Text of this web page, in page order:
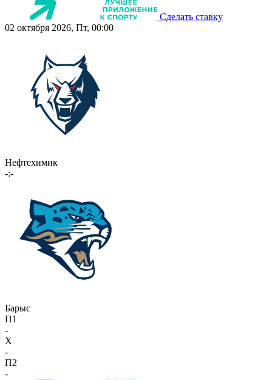
Сделать ставку
02 октября 2026, Пт, 00:00
Нефтехимик
-:-
Барыс
П1
-
X
-
П2
-